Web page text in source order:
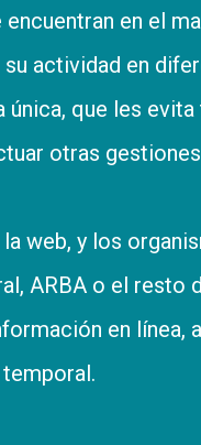
encuentran en el
actividad en
única, que les
otras
web, y los
ARBA o el resto
en línea,